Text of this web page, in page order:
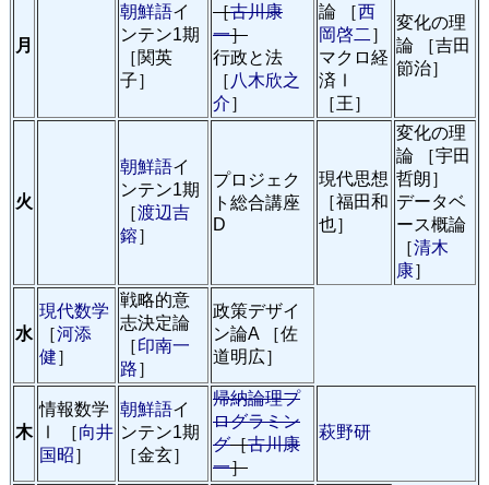
月
朝鮮語イ
ンテン1期
［関英
子］
［古川康
一］
行政と法
［ 八木欣之
介］
論 ［西
岡啓二 ］
マクロ経
済Ⅰ
［王］
変化の理
論 ［吉田
節治］
火
朝鮮語イ
ンテン1期
［渡辺吉
鎔］
プロジェク
ト総合講座
D
現代思想
［福田和
也］
変化の理
論 ［宇田
哲朗］
データベ
ース概論
［清木
康］
水
現代数学
［河添
健］
戦略的意
志決定論
［印南一
路］
政策デザイ
ン論A ［佐
道明広］
木
情報数学
Ⅰ ［向井
国昭］
朝鮮語イ
ンテン1期
［金玄］
帰納論理プ
ログラミン
グ［古川康
一］
萩野研